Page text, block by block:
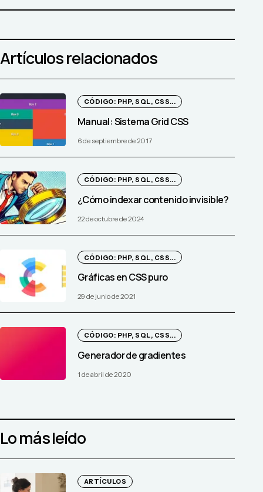
Artículos relacionados
CÓDIGO: PHP, SQL, CSS...
Manual: Sistema Grid CSS
6 de septiembre de 2017
CÓDIGO: PHP, SQL, CSS...
¿Cómo indexar contenido invisible?
22 de octubre de 2024
CÓDIGO: PHP, SQL, CSS...
Gráficas en CSS puro
29 de junio de 2021
CÓDIGO: PHP, SQL, CSS...
Generador de gradientes
1 de abril de 2020
Lo más leído
ARTÍCULOS